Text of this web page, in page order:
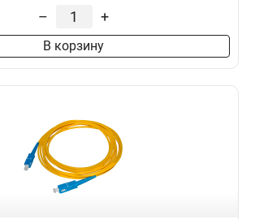
– +
В корзину